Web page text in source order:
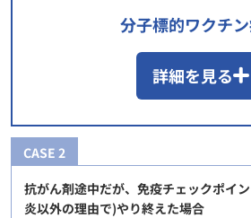
分子標的ワクチ
詳細を見る
CASE 2
抗がん剤途中だが、免疫チェックポイ
炎以外の理由で)やり終えた場合